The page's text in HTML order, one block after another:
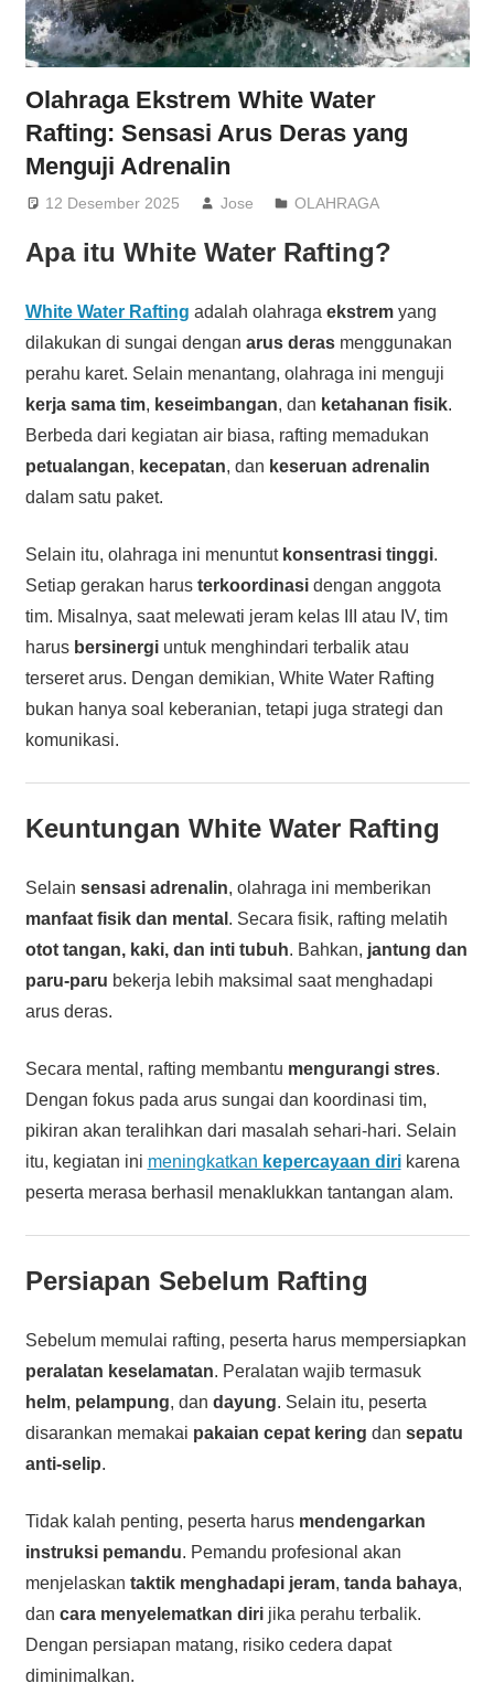
Olahraga Ekstrem White Water
Rafting: Sensasi Arus Deras yang
Menguji Adrenalin
12 Desember 2025 Jose OLAHRAGA
Apa itu White Water Rafting?
White Water Rafting adalah olahraga ekstremyang
dilakukan di sungai dengan arus derasmenggunakan
perahu karet. Selain menantang, olahraga ini menguji
kerja sama tim, keseimbangan, dan ketahanan fisik.
Berbeda dari kegiatan air biasa, rafting memadukan
petualangan, kecepatan, dan keseruan adrenalin
dalam satu paket.
Selain itu, olahraga ini menuntut konsentrasi tinggi.
Setiap gerakan harus terkoordinasidengan anggota
tim. Misalnya, saat melewati jeram kelas III atau IV, tim
harus bersinergiuntuk menghindari terbalik atau
terseret arus. Dengan demikian, White Water Rafting
bukan hanya soal keberanian, tetapi juga strategi dan
komunikasi.
Keuntungan White Water Rafting
Selain sensasi adrenalin, olahraga ini memberikan
manfaat fisik dan mental . Secara fisik, rafting melatih
otot tangan, kaki, dan inti tubuh. Bahkan, jantung dan
paru-paru bekerja lebih maksimal saat menghadapi
arus deras.
Secara mental, rafting membantu mengurangi stres.
Dengan fokus pada arus sungai dan koordinasi tim,
pikiran akan teralihkan dari masalah sehari-hari. Selain
itu, kegiatan ini meningkatkan kepercayaan dirikarena
peserta merasa berhasil menaklukkan tantangan alam.
Persiapan Sebelum Rafting
Sebelum memulai rafting, peserta harus mempersiapkan
peralatan keselamatan. Peralatan wajib termasuk
helm, pelampung, dan dayung. Selain itu, peserta
disarankan memakai pakaian cepat kering dan sepatu
anti-selip.
Tidak kalah penting, peserta harus mendengarkan
instruksi pemandu. Pemandu profesional akan
menjelaskan taktik menghadapi jeram, tanda bahaya,
dan cara menyelematkan dirijika perahu terbalik.
Dengan persiapan matang, risiko cedera dapat
diminimalkan.